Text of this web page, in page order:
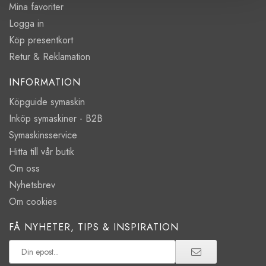
Mina favoriter
Logga in
Köp presentkort
Retur & Reklamation
INFORMATION
Köpguide symaskin
Inköp symaskiner - B2B
Symaskinsservice
Hitta till vår butik
Om oss
Nyhetsbrev
Om cookies
FÅ NYHETER, TIPS & INSPIRATION